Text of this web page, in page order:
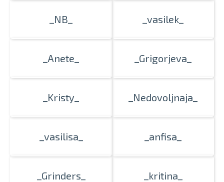
_NB_ _vasilek_
_Anete_ _Grigorjeva_
_Kristy_ _Nedovoljnaja_
_vasilisa_ _anfisa_
_Grinders_ _kritina_